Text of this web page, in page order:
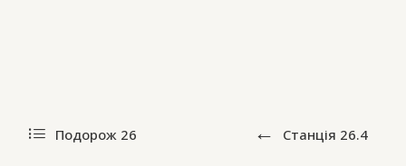
Подорож 26 Станція 26.4